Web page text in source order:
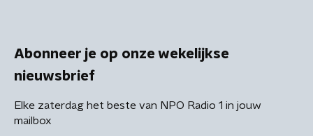
Abonneer je op onze wekelijkse
nieuwsbrief
Elke zaterdag het beste van NPO Radio 1 in jouw
mailbox